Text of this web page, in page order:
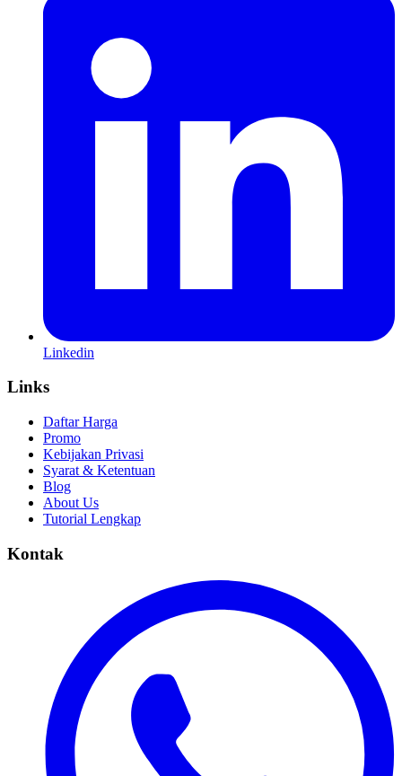
Linkedin
Links
Daftar Harga
Promo
Kebijakan Privasi
Syarat & Ketentuan
Blog
About Us
Tutorial Lengkap
Kontak